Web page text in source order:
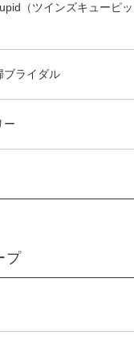
（ツインズキューピッ
ブライダル
ー
プ